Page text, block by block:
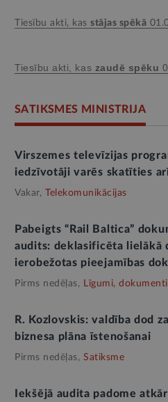
Tiesību akti, kas stājas spēkā
Tiesību akti, kas zaudē spēku
SATIKSMES MINISTRIJA
Virszemes televīzijas
iedzīvotāji varēs skatīties
Vakar, Telekomunikācijas
Pabeigts “Rail Baltica”
audits: deklasificēta lielākā
ierobežotas pieejamības
Pirms nedēļas, Līgumi, dokumenti
R. Kozlovskis: valdība dod
biznesa plāna īstenošanai
Pirms nedēļas, Satiksme
Iekšējā audita padome